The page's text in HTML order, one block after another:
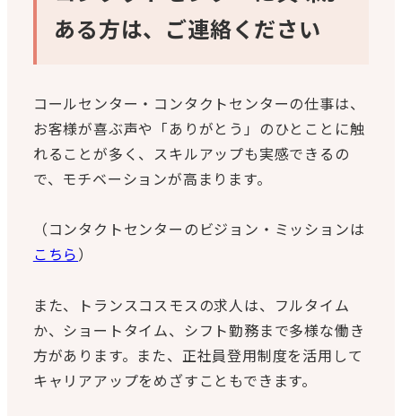
ある方は、ご連絡ください
コールセンター・コンタクトセンターの仕事は、
お客様が喜ぶ声や「ありがとう」のひとことに触
れることが多く、スキルアップも実感できるの
で、モチベーションが高まります。
（コンタクトセンターのビジョン・ミッションは
こちら）
また、トランスコスモスの求人は、フルタイム
か、ショートタイム、シフト勤務まで多様な働き
方があります。また、正社員登用制度を活用して
キャリアアップをめざすこともできます。